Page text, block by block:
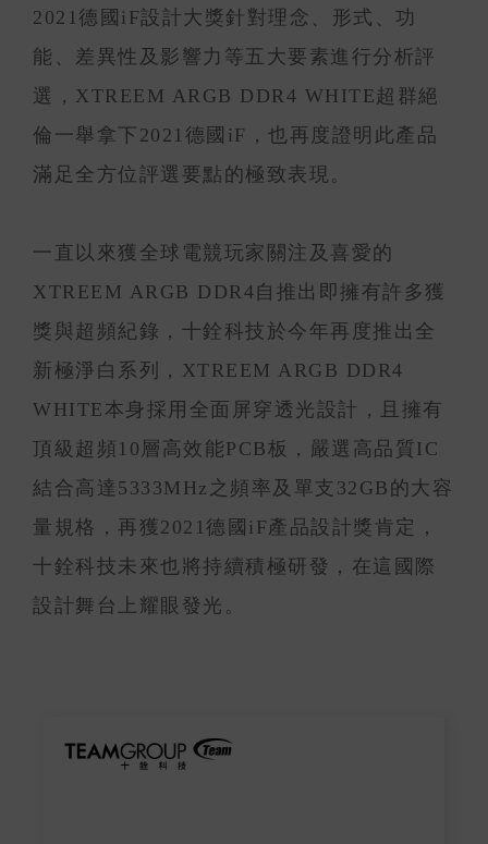
2021德國iF設計大獎針對理念、形式、功
能、差異性及影響力等五大要素進行分析評
選，XTREEM ARGB DDR4 WHITE超群絕
倫一舉拿下2021德國iF，也再度證明此產品
滿足全方位評選要點的極致表現。
一直以來獲全球電競玩家關注及喜愛的
XTREEM ARGB DDR4自推出即擁有許多獲
獎與超頻紀錄，十銓科技於今年再度推出全
新極淨白系列，XTREEM ARGB DDR4
WHITE本身採用全面屏穿透光設計，且擁有
頂級超頻10層高效能PCB板，嚴選高品質IC
結合高達5333MHz之頻率及單支32GB的大容
量規格，再獲2021德國iF產品設計獎肯定，
十銓科技未來也將持續積極研發，在這國際
設計舞台上耀眼發光。